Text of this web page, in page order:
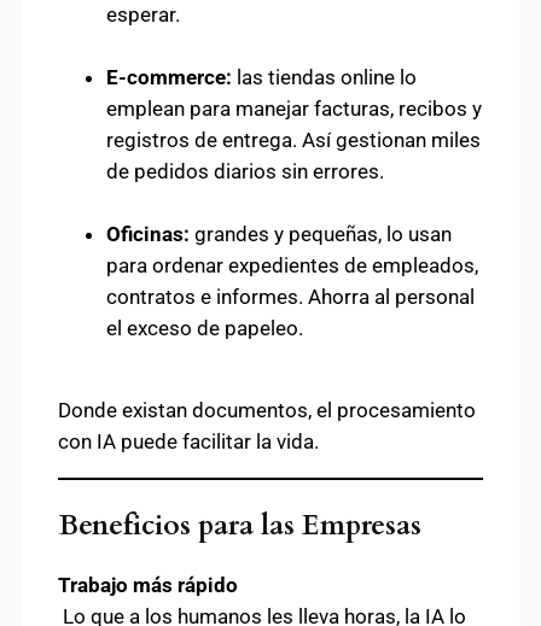
esperar.
E-commerce: las tiendas online lo
emplean para manejar facturas, recibos y
registros de entrega. Así gestionan miles
de pedidos diarios sin errores.
Oficinas: grandes y pequeñas, lo usan
para ordenar expedientes de empleados,
contratos e informes. Ahorra al personal
el exceso de papeleo.
Donde existan documentos, el procesamiento
con IA puede facilitar la vida.
Beneficios para las Empresas
Trabajo más rápido
Lo que a los humanos les lleva horas, la IA lo